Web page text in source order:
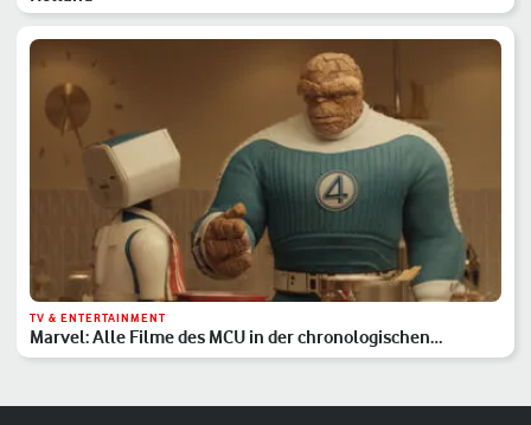
TV & ENTERTAINMENT
Marvel: Alle Filme des MCU in der chronologischen
Reihenfolge